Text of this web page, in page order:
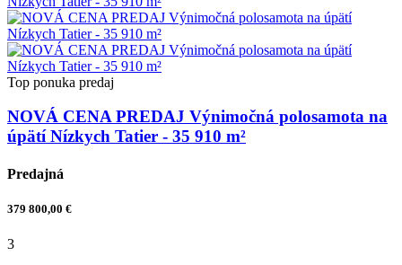
Top ponuka predaj
NOVÁ CENA PREDAJ Výnimočná polosamota na
úpätí Nízkych Tatier - 35 910 m²
Predajná
379 800,00 €
3